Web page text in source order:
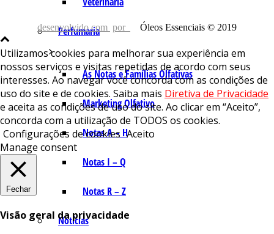
Perfumaria
As Notas e Famílias Olfativas
Marketing Olfativo
Notas A – H
Notas I – Q
Notas R – Z
Notícias
desenvolvido com por Óleos Essenciais © 2019
Utilizamos cookies para melhorar sua experiência em
nossos serviços e visitas repetidas de acordo com seus
interesses. Ao navegar você concorda com as condições de
uso do site e de cookies. Saiba mais Diretiva de Privacidade
e aceita as condições de uso do site. Ao clicar em “Aceito”,
concorda com a utilização de TODOS os cookies.
Configurações de cookies Aceito
Manage consent
Fechar
Visão geral da privacidade